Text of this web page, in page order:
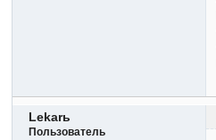
Lekarь
Пользователь